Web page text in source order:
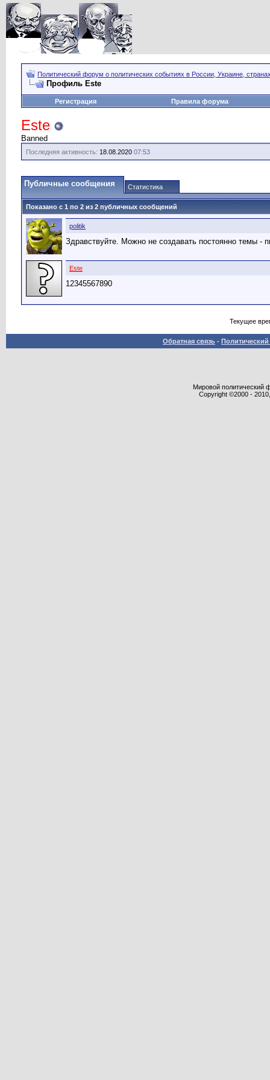
Политический форум о политических событиях в России, Украине,
Профиль Este
Регистрация Правила форума
Este
Banned
Последняя активность: 18.08.2020 07:53
Публичные сообщения Статистика
Показано с 1 по 2 из 2 публичных сообщений
politik
Здравствуйте. Можно не создавать постоянно темы -
Este
12345567890
Текущее
Обратная связь -
Мировой политический
Copyright ©2000 -